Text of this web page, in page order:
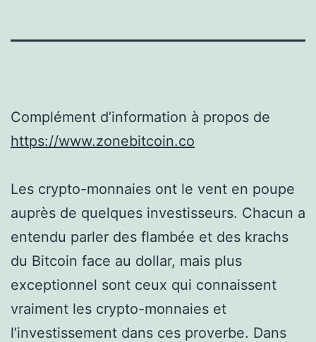
Complément d’information à propos de
https://www.zonebitcoin.co
Les crypto-monnaies ont le vent en poupe
auprès de quelques investisseurs. Chacun a
entendu parler des flambée et des krachs
du Bitcoin face au dollar, mais plus
exceptionnel sont ceux qui connaissent
vraiment les crypto-monnaies et
l’investissement dans ces proverbe. Dans